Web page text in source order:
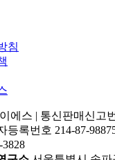
침
에스 | 통신판매신고
등록번호 214-87-